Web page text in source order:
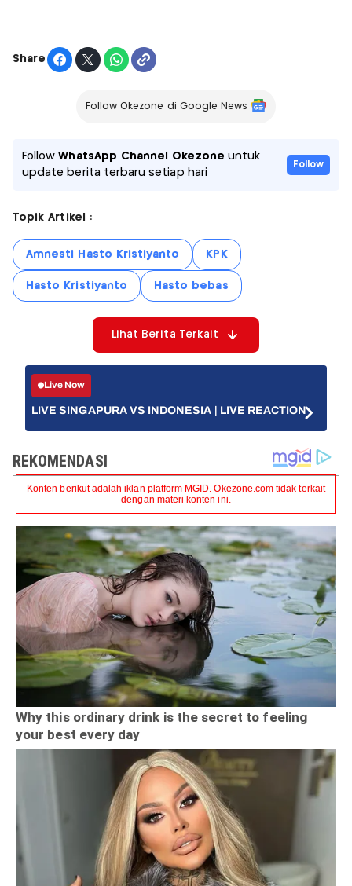
Share
Follow Okezone di Google News
FollowWhatsApp Channel Okezone untuk
update berita terbaru setiap hari
Follow
Topik Artikel :
Amnesti Hasto Kristiyanto KPK
Hasto Kristiyanto Hasto bebas
Lihat Berita Terkait
Live Now
LIVE SINGAPURA VS INDONESIA | LIVE REACTION